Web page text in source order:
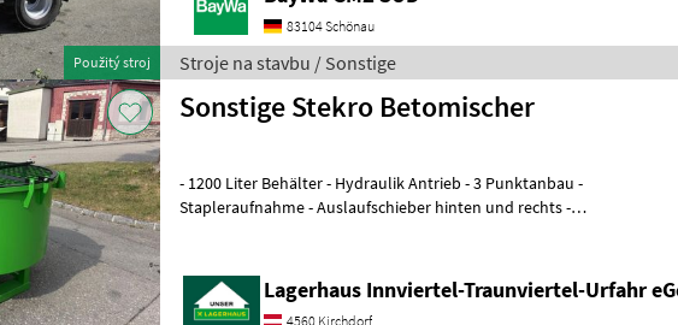
Použitý stroj
83104 Schönau
Stroje na stavbu / Sonstige
Sonstige Stekro Betomischer
- 1200 Liter Behälter - Hydraulik Antrieb - 3 Punktanbau -
Stapleraufnahme - Auslaufschieber hinten und rechts -
Lagerhaus Innviertel-Traunviertel-Urfahr
4560 Kirchdorf